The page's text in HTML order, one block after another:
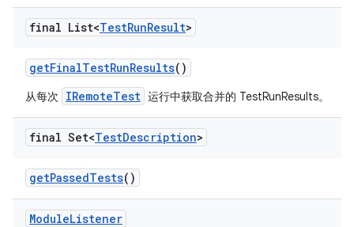
final List<TestRunResult>
getFinalTestRunResults()
从每次 IRemoteTest 运行中获取合并的 TestRunResults。
final Set<TestDescription>
getPassedTests()
ModuleListener